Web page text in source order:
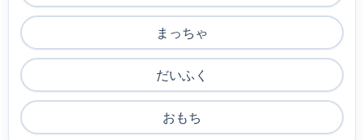
まっちゃ
だいふく
おもち